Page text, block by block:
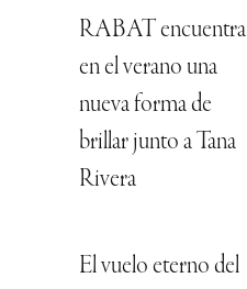
RABAT encuentra
en el verano una
nueva forma de
brillar junto a Tana
Rivera
El vuelo eterno del